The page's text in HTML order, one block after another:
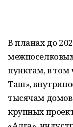
В планах до
пунктам, в том
Таш»,
тысячам
крупных